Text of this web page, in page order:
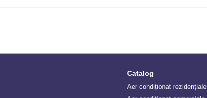
Catalog
Aer condiționat rezidențiale